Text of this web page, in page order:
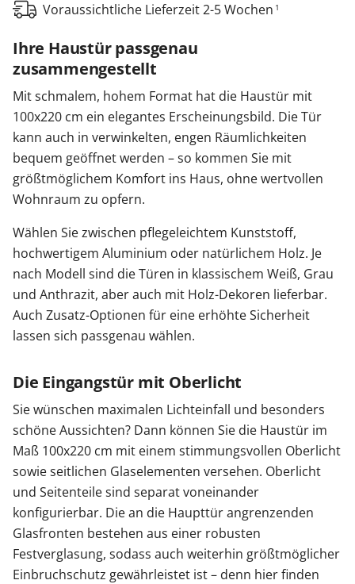
Voraussichtliche Lieferzeit 2-5 Wochen 1
Ihre Haustür passgenau
zusammengestellt
Mit schmalem, hohem Format hat die Haustür mit
100x220 cm ein elegantes Erscheinungsbild. Die Tür
kann auch in verwinkelten, engen Räumlichkeiten
bequem geöffnet werden – so kommen Sie mit
größtmöglichem Komfort ins Haus, ohne wertvollen
Wohnraum zu opfern.
Wählen Sie zwischen pflegeleichtem Kunststoff,
hochwertigem Aluminium oder natürlichem Holz. Je
nach Modell sind die Türen in klassischem Weiß, Grau
und Anthrazit, aber auch mit Holz-Dekoren lieferbar.
Auch Zusatz-Optionen für eine erhöhte Sicherheit
lassen sich passgenau wählen.
Die Eingangstür mit Oberlicht
Sie wünschen maximalen Lichteinfall und besonders
schöne Aussichten? Dann können Sie die Haustür im
Maß 100x220 cm mit einem stimmungsvollen Oberlicht
sowie seitlichen Glaselementen versehen. Oberlicht
und Seitenteile sind separat voneinander
konfigurierbar. Die an die Haupttür angrenzenden
Glasfronten bestehen aus einer robusten
Festverglasung, sodass auch weiterhin größtmöglicher
Einbruchschutz gewährleistet ist – denn hier finden